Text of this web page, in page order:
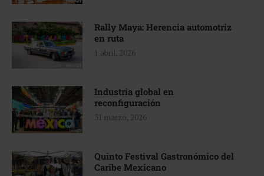
Rally Maya: Herencia automotriz
en ruta
1 abril, 2026
Industria global en
reconfiguración
31 marzo, 2026
Quinto Festival Gastronómico del
Caribe Mexicano